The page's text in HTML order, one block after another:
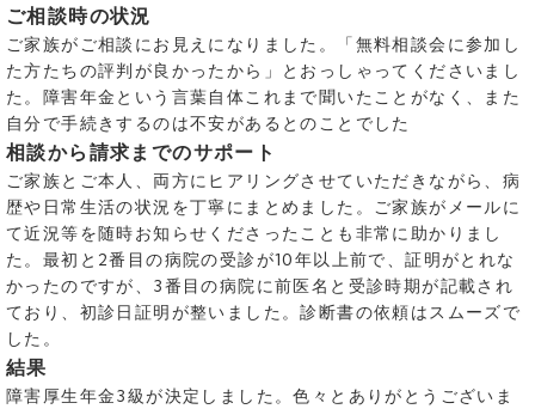
ご相談時の状況
ご家族がご相談にお見えになりました。「無料相談会に参加し
た方たちの評判が良かったから」とおっしゃってくださいまし
た。障害年金という言葉自体これまで聞いたことがなく、また
自分で手続きするのは不安があるとのことでした
相談から請求までのサポート
ご家族とご本人、両方にヒアリングさせていただきながら、病
歴や日常生活の状況を丁寧にまとめました。ご家族がメールに
て近況等を随時お知らせくださったことも非常に助かりまし
た。最初と2番目の病院の受診が10年以上前で、証明がとれな
かったのですが、3番目の病院に前医名と受診時期が記載され
ており、初診日証明が整いました。診断書の依頼はスムーズで
した。
結果
障害厚生年金3級が決定しました。色々とありがとうございま